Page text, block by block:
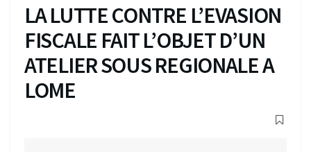
LA LUTTE CONTRE L’EVASION
FISCALE FAIT L’OBJET D’UN
ATELIER SOUS REGIONALE A
LOME